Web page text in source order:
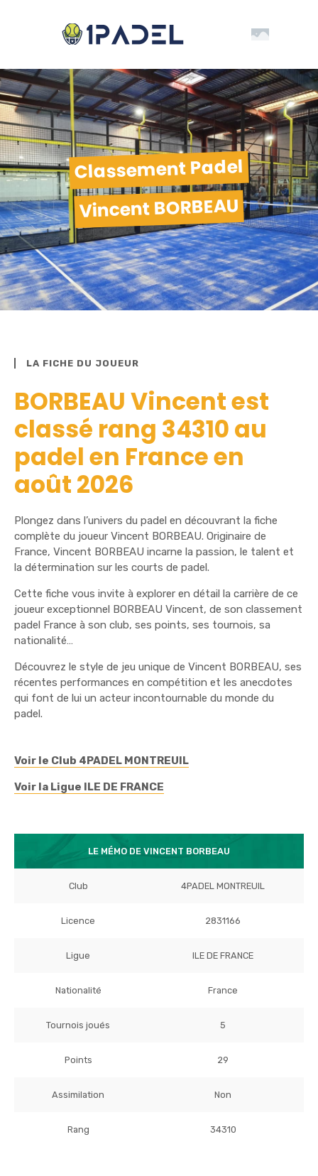
Classement Padel
Vincent BORBEAU
LA FICHE DU JOUEUR
BORBEAU Vincent est
classé rang 34310 au
padel en France en
août 2026
Plongez dans l’univers du padel en découvrant la fiche
complète du joueur Vincent BORBEAU. Originaire de
France, Vincent BORBEAU incarne la passion, le talent et
la détermination sur les courts de padel.
Cette fiche vous invite à explorer en détail la carrière de ce
joueur exceptionnel BORBEAU Vincent, de son classement
padel France à son club, ses points, ses tournois, sa
nationalité…
Découvrez le style de jeu unique de Vincent BORBEAU, ses
récentes performances en compétition et les anecdotes
qui font de lui un acteur incontournable du monde du
padel.
Voir le Club 4PADEL MONTREUIL
Voir la Ligue ILE DE FRANCE
LE MÉMO DE VINCENT BORBEAU
Club 4PADEL MONTREUIL
Licence 2831166
Ligue ILE DE FRANCE
Nationalité France
Tournois joués 5
Points 29
Assimilation Non
Rang 34310